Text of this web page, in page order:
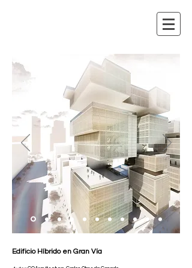
Edificio Híbrido en Gran Vía